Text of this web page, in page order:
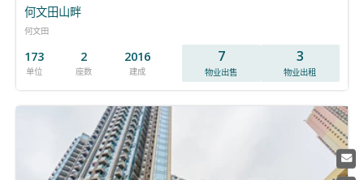
何文田山畔
何文田
173
单位
2
座数
2016
建成
7
物业出售
3
物业出租